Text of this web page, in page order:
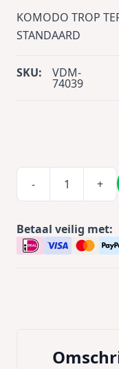
KOMODO TROP
STANDAARD
SKU: VDM-
74039
- +
Betaal veilig met: